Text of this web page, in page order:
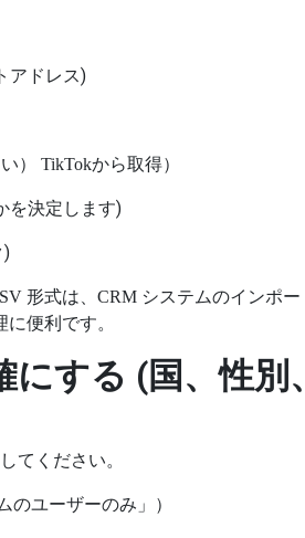
アドレス)
） TikTokから取得）
を決定します)
)
形式は、CRM システムのインポー
便利です。
する (国、性別、
てください。
のユーザーのみ」）